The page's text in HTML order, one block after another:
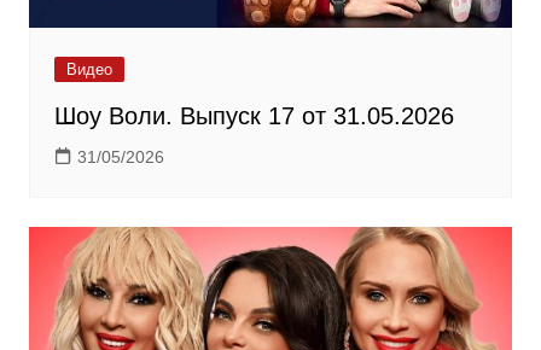
Видео
Шоу Воли. Выпуск 17 от 31.05.2026
31/05/2026